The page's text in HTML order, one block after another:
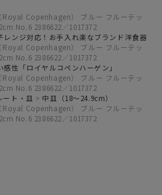
Royal Copenhagen） ブルー フルーテッ
No.6 2386622／1017372
レンジ対応！お手入れ楽なブランド洋食器
Royal Copenhagen） ブルー フルーテッ
No.6 2386622／1017372
感性「ロイヤルコペンハーゲン」
Royal Copenhagen） ブルー フルーテッ
No.6 2386622／1017372
ート・皿
中皿（18～24.9cm）
Royal Copenhagen） ブルー フルーテッ
No.6 2386622／1017372